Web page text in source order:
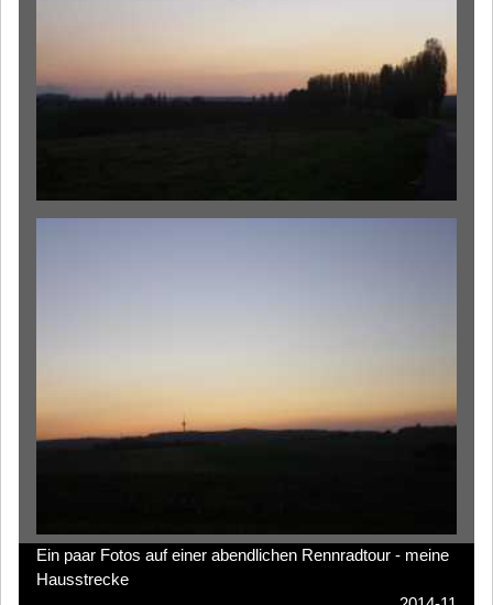
Ein paar Fotos auf einer abendlichen Rennradtour - meine
Hausstrecke